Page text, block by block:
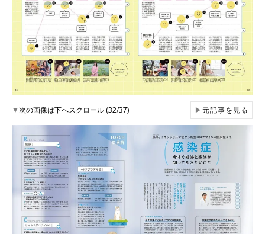
▼次の画像は下へスクロール (32/37) ▶元記事を見る